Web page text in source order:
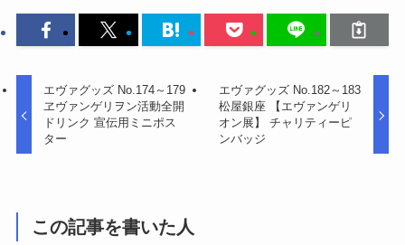
エヴァグッズ No.174～179
ヱヴァンゲリヲン活動全開
ドリンク 宣伝用ミニポス
ター
エヴァグッズ No.182～183
松屋銀座 【エヴァンゲリ
オン展】 チャリティーピ
ンバッジ
この記事を書いた人